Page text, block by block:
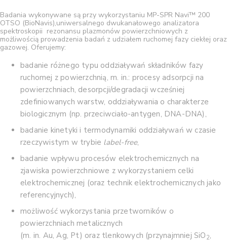
Badania wykonywane są przy wykorzystaniu MP-SPR Navi™ 200
OTSO (BioNavis),uniwersalnego dwukanałowego analizatora
spektroskopii rezonansu plazmonów powierzchniowych z
możliwością prowadzenia badań z udziałem ruchomej fazy ciekłej oraz
gazowej. Oferujemy:
badanie różnego typu oddziaływań składników fazy
ruchomej z powierzchnią, m. in.: procesy adsorpcji na
powierzchniach, desorpcji/degradacji wcześniej
zdefiniowanych warstw, oddziaływania o charakterze
biologicznym (np. przeciwciało-antygen, DNA-DNA),
badanie kinetyki i termodynamiki oddziaływań w czasie
rzeczywistym w trybie label-free,
badanie wpływu procesów elektrochemicznych na
zjawiska powierzchniowe z wykorzystaniem celki
elektrochemicznej (oraz technik elektrochemicznych jako
referencyjnych),
możliwość wykorzystania przetworników o
powierzchniach metalicznych
(m. in. Au, Ag, Pt) oraz tlenkowych (przynajmniej SiO 2,